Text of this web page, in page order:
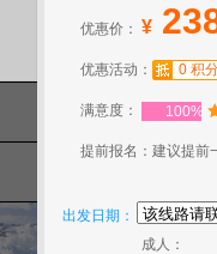
优惠价： ¥
优惠活动： 0 积
满意度： 100%
提前报名：建议提前
出发日期：
成人：